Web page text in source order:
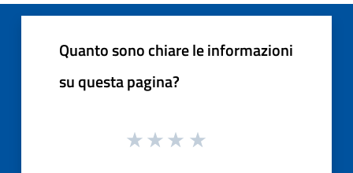
Quanto sono chiare le informazioni
su questa pagina?